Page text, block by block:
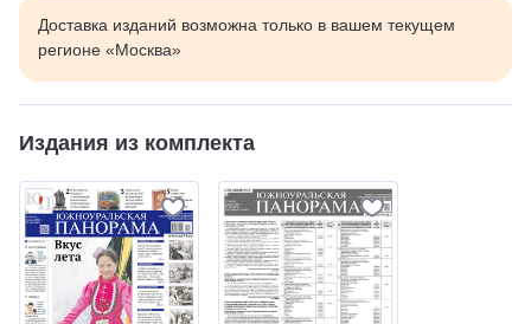
Доставка изданий возможна только в вашем текущем
регионе «Москва»
Издания из комплекта